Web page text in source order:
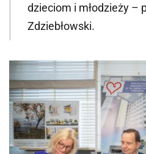
dzieciom i młodzieży –
Zdziebłowski.